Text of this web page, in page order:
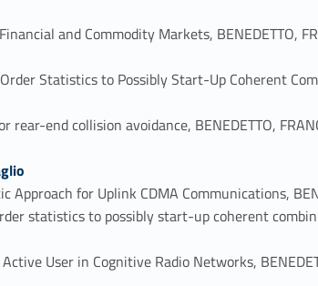
and Commodity Markets, BENEDETTO,
Statistics to Possibly Start-Up Coherent
end collision avoidance, BENEDETTO,
for Uplink CDMA Communications,
statistics to possibly start-up coherent
User in Cognitive Radio Networks,